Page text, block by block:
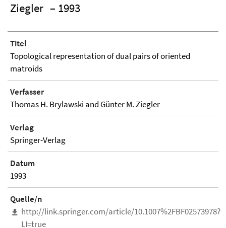
Ziegler – 1993
Titel
Topological representation of dual pairs of oriented
matroids
Verfasser
Thomas H. Brylawski and Günter M. Ziegler
Verlag
Springer-Verlag
Datum
1993
Quelle/n
http://link.springer.com/article/10.1007%2FBF02573978?
LI=true